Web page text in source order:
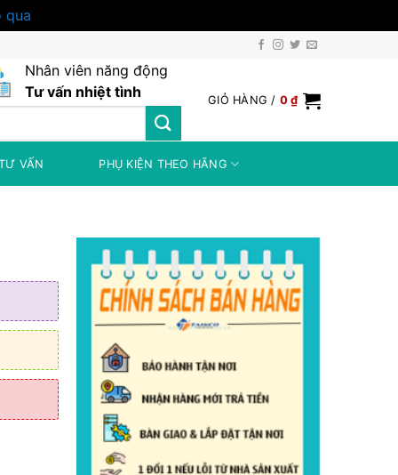
qua
Nhân viên năng động
Tư vấn nhiệt tình
GIỎ HÀNG / 0₫
VẤN PHỤ KIỆN THEO HÃNG